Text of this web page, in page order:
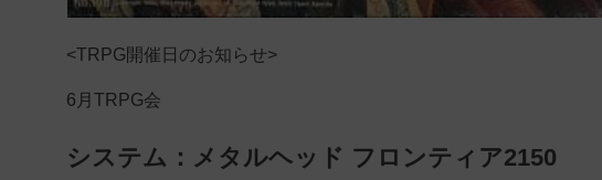
<TRPG開催日のお知らせ>
6月TRPG会
システム：メタルヘッド フロンティア2150